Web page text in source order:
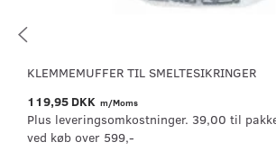
KLEMMEMUFFER TIL SMELTESIKRINGER
119,95 DKK m/Moms
Plus leveringsomkostninger. 39,00 til
ved køb over 599,-